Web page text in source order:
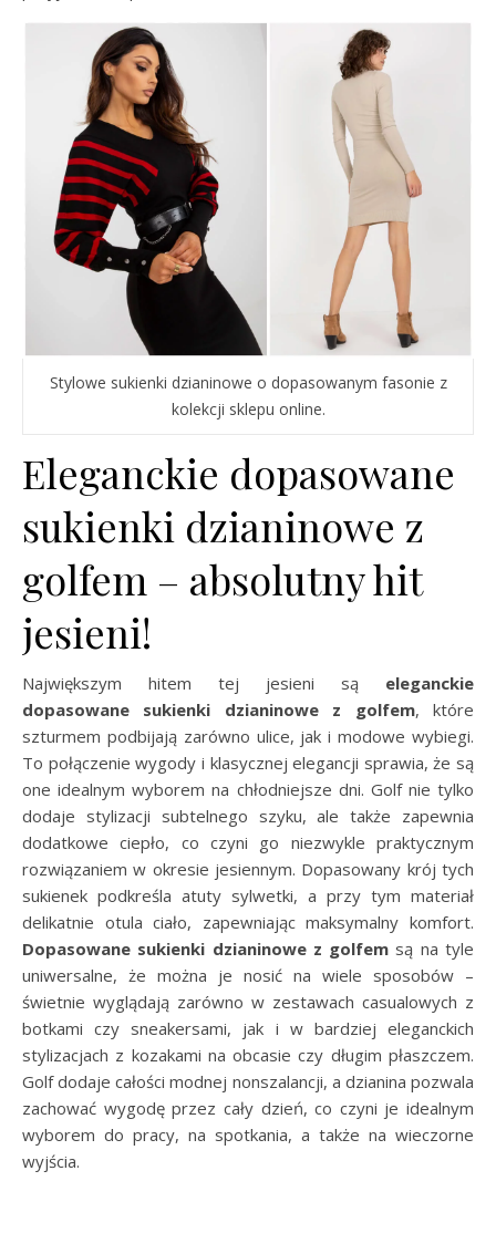
Stylowe sukienki dzianinowe o dopasowanym fasonie z
kolekcji sklepu online.
Eleganckie dopasowane
sukienki dzianinowe z
golfem – absolutny hit
jesieni!
Największym hitem tej jesieni są eleganckie
dopasowane sukienki dzianinowe z golfem, które
szturmem podbijają zarówno ulice, jak i modowe wybiegi.
To połączenie wygody i klasycznej elegancji sprawia, że są
one idealnym wyborem na chłodniejsze dni. Golf nie tylko
dodaje stylizacji subtelnego szyku, ale także zapewnia
dodatkowe ciepło, co czyni go niezwykle praktycznym
rozwiązaniem w okresie jesiennym. Dopasowany krój tych
sukienek podkreśla atuty sylwetki, a przy tym materiał
delikatnie otula ciało, zapewniając maksymalny komfort.
Dopasowane sukienki dzianinowe z golfem są na tyle
uniwersalne, że można je nosić na wiele sposobów –
świetnie wyglądają zarówno w zestawach casualowych z
botkami czy sneakersami, jak i w bardziej eleganckich
stylizacjach z kozakami na obcasie czy długim płaszczem.
Golf dodaje całości modnej nonszalancji, a dzianina pozwala
zachować wygodę przez cały dzień, co czyni je idealnym
wyborem do pracy, na spotkania, a także na wieczorne
wyjścia.